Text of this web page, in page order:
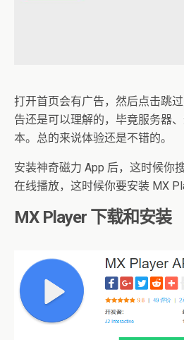
打开首页会有广告，然后点击跳
告还是可以理解的，毕竟服务器
本。总的来说体验还是不错的。
安装神奇磁力 App 后，这时候你
在线播放，这时候你要安装 MX
MX Player 下载和安装